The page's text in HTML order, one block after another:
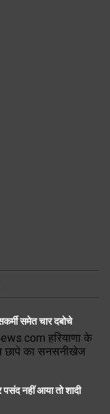
समेत चार दबोचे
हरियाणा के
छापे का सनसनीखेज
नहीं आया तो शादी